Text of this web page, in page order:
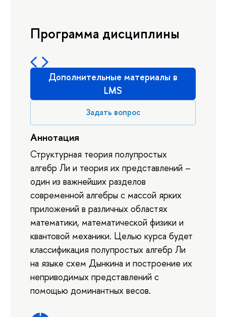
Программа дисциплины
Дополнительные материалы в
LMS
Задать вопрос
Аннотация
Структурная теория полупростых
алгебр Ли и теория их представлений –
один из важнейших разделов
современной алгебры с массой ярких
приложений в различных областях
математики, математической физики и
квантовой механики. Целью курса будет
классификация полупростых алгебр Ли
на языке схем Дынкина и построение их
неприводимых представлений с
помощью доминантных весов.